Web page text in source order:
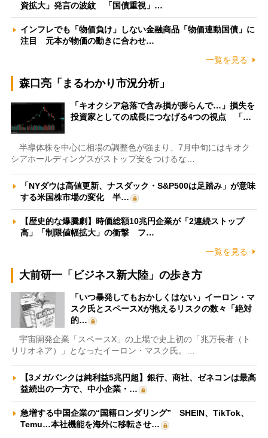
資拡大」発言の波紋 「国債重視」…
インフレでも「物価負け」しない金融商品「物価連動国債」に
注目 元本が物価の動きに合わせ…
一覧を見る
森口亮「まるわかり市況分析」
「キオクシア急落で含み損が膨らんで…」損失を
投資家としての成長につなげる4つの視点 「…
半導体株を中心に相場の調整色が強まり、7月中旬にはキオク
シアホールディングスがストップ安をつけるな…
「NYダウは高値更新、ナスダック・S&P500は足踏み」が意味
する米国株市場の変化 半…
【歴史的な爆騰劇】時価総額10兆円企業が「2連続ストップ
高」「制限値幅拡大」の衝撃 フ…
一覧を見る
大前研一「ビジネス新大陸」の歩き方
「いつ暴発してもおかしくはない」イーロン・マ
スク氏とスペースXが抱えるリスクの数々「絶対
的…
宇宙開発企業「スペースX」の上場で史上初の「兆万長者（ト
リリオネア）」となったイーロン・マスク氏。…
【3メガバンクは純利益5兆円超】銀行、商社、ゼネコンは最高
益続出の一方で、中小企業・…
急増する中国企業の“国籍ロンダリング” SHEIN、TikTok、
Temu…本社機能を海外に移転させ…